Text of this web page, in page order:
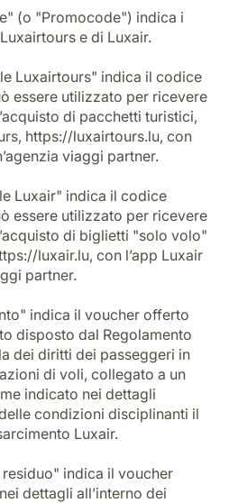
(o "Promocode") indica i
e di Luxair.
Luxairtours" indica il codice
essere utilizzato per ricevere
di pacchetti turistici,
https://luxairtours.lu, con
viaggi partner.
Luxair" indica il codice
essere utilizzato per ricevere
di biglietti "solo volo"
luxair.lu, con l’app Luxair
partner.
indica il voucher offerto
disposto dal Regolamento
dei diritti dei passeggeri in
di voli, collegato a un
indicato nei dettagli
condizioni disciplinanti il
Luxair.
indica il voucher
dettagli all’interno dei